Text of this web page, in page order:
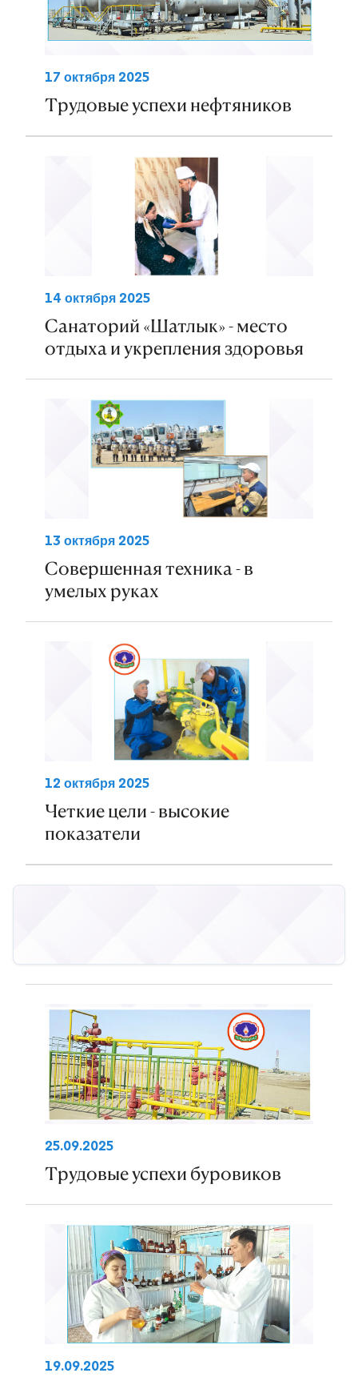
17 октября 2025
Трудовые успехи нефтяников
14 октября 2025
Санаторий «Шатлык» - место
отдыха и укрепления здоровья
13 октября 2025
Совершенная техника - в
умелых руках
12 октября 2025
Четкие цели - высокие
показатели
25.09.2025
Трудовые успехи буровиков
19.09.2025